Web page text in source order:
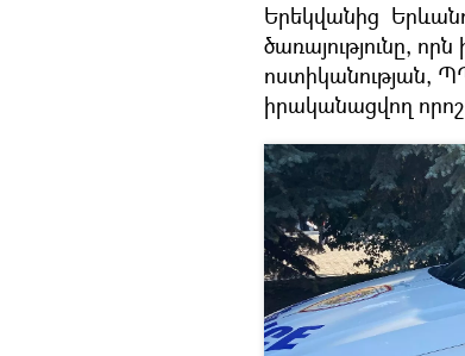
Երեկվանից
ծառայությունը,
ոստիկանության,
իրականացվող որոշ